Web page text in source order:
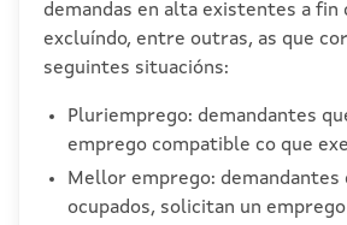
demandas en alta existentes a fin
excluíndo, entre outras, as que
seguintes situacións:
Pluriemprego: demandantes
emprego compatible co que
Mellor emprego: demandantes
ocupados, solicitan un